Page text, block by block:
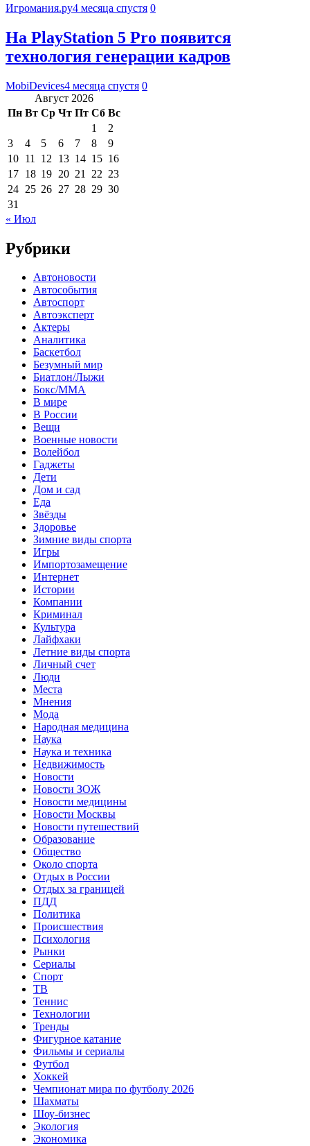
Игромания.ру4 месяца спустя 0
На PlayStation 5 Pro появится
технология генерации кадров
MobiDevices4 месяца спустя 0
Август 2026
Пн Вт Ср Чт Пт Сб Вс
1
2
3
4 5 6 7 8
9
10 11 12 13 14 15 16
17 18 19 20 21 22 23
24 25 26 27 28 29 30
31
« Июл
Рубрики
Автоновости
Автособытия
Автоспорт
Автоэксперт
Актеры
Аналитика
Баскетбол
Безумный мир
Биатлон/Лыжи
Бокс/MMA
В мире
В России
Вещи
Военные новости
Волейбол
Гаджеты
Дети
Дом и сад
Еда
Звёзды
Здоровье
Зимние виды спорта
Игры
Импортозамещение
Интернет
Истории
Компании
Криминал
Культура
Лайфхаки
Летние виды спорта
Личный счет
Люди
Места
Мнения
Мода
Народная медицина
Наука
Наука и техника
Недвижимость
Новости
Новости ЗОЖ
Новости медицины
Новости Москвы
Новости путешествий
Образование
Общество
Около спорта
Отдых в России
Отдых за границей
ПДД
Политика
Происшествия
Психология
Рынки
Сериалы
Спорт
ТВ
Теннис
Технологии
Тренды
Фигурное катание
Фильмы и сериалы
Футбол
Хоккей
Чемпионат мира по футболу 2026
Шахматы
Шоу-бизнес
Экология
Экономика